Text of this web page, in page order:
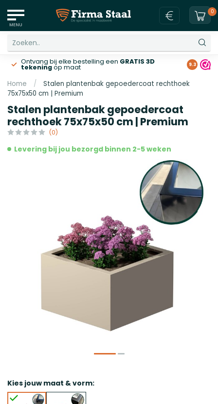
MENU
0
Ontvang bij elke bestelling een GRATIS 3D
tekeningop maat Gratis
9.3
Home /
Stalen plantenbak gepoedercoat rechthoek
75x75x50 cm | Premium
Stalen plantenbak gepoedercoat
rechthoek 75x75x50 cm | Premium
(0)
Levering bij jou bezorgd binnen 2-5 weken
Kies jouw maat & vorm: